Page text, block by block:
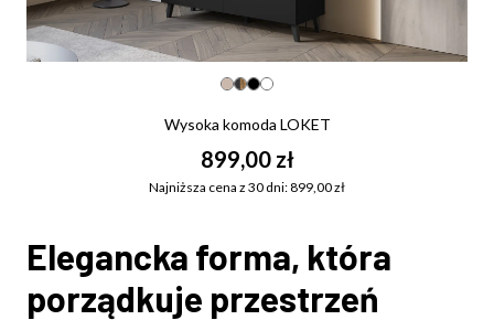
Wysoka komoda LOKET
899,00 zł
Najniższa cena z 30 dni: 899,00 zł
Elegancka forma, która
porządkuje przestrzeń